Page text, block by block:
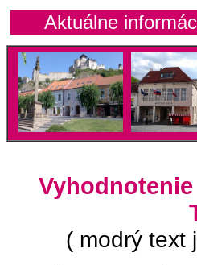
Aktuálne
( modrý text